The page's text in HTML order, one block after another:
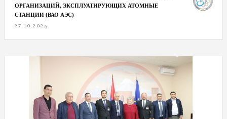
ОРГАНИЗАЦИЙ, ЭКСПЛУАТИРУЮЩИХ АТОМНЫЕ
СТАНЦИИ (ВАО АЭС)
27.10.2025